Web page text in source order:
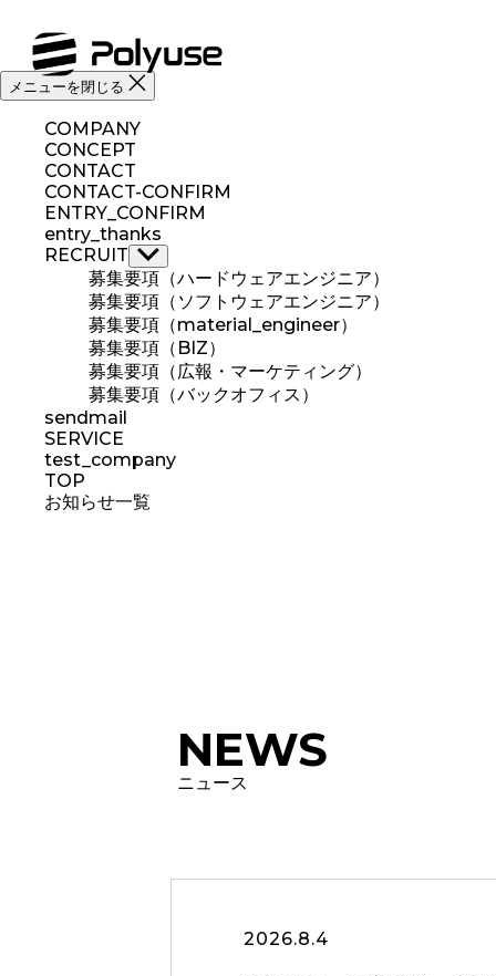
ン
ツ
メニューを閉じる
COMPANY
CONCEPT
CONTACT
CONTACT-CONFIRM
ENTRY_CONFIRM
entry_thanks
RECRUIT サ
ブ
メ
ニ
ュ
ー
を
表
募集要項（ハードウェアエンジニア）
募集要項（ソフトウェアエンジニア）
募集要項（material_engineer）
募集要項（BIZ）
募集要項（広報・マーケティング）
募集要項（バックオフィス）
sendmail
SERVICE
test_company
TOP
お知らせ一覧
NEWS
ニュース
2026.8.4